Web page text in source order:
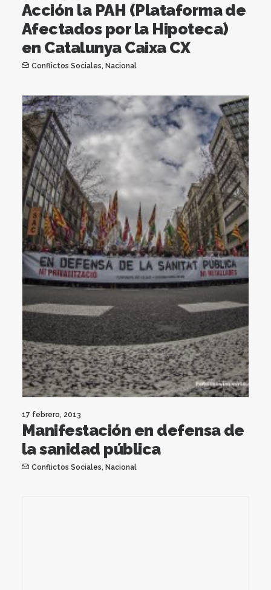
Acción la PAH (Plataforma de
Afectados por la Hipoteca)
en Catalunya Caixa CX
Conflictos Sociales, Nacional
17 febrero, 2013
Manifestación en defensa de
la sanidad pública
Conflictos Sociales, Nacional